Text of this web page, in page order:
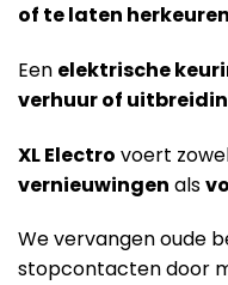
of te laten herkeuren
Een elektrische
verhuur of
XL Electro voert
vernieuwingen als
We vervangen oude
stopcontacten door